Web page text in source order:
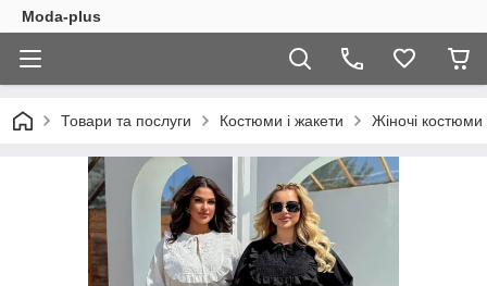
Moda-plus
Товари та послуги Костюми і жакети Жіночі костюми